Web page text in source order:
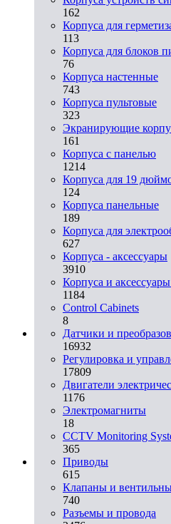
162
Корпуса для
113
Корпуса для блоков
76
Корпуса настенные
743
Корпуса пультовые
323
Экранирующие
161
Корпуса с панелью
1214
Корпуса для 19
124
Корпуса панельные
189
Корпуса для
627
Корпуса - аксессуары
3910
Корпуса и
1184
Control Cabinets
8
Датчики и
16932
Регулировка и
17809
Двигатели
1176
Электромагниты
18
CCTV Monitoring
365
Приводы
615
Клапаны и
740
Разъемы и провода